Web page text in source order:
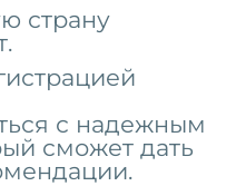
страну
с надежным
сможет дать